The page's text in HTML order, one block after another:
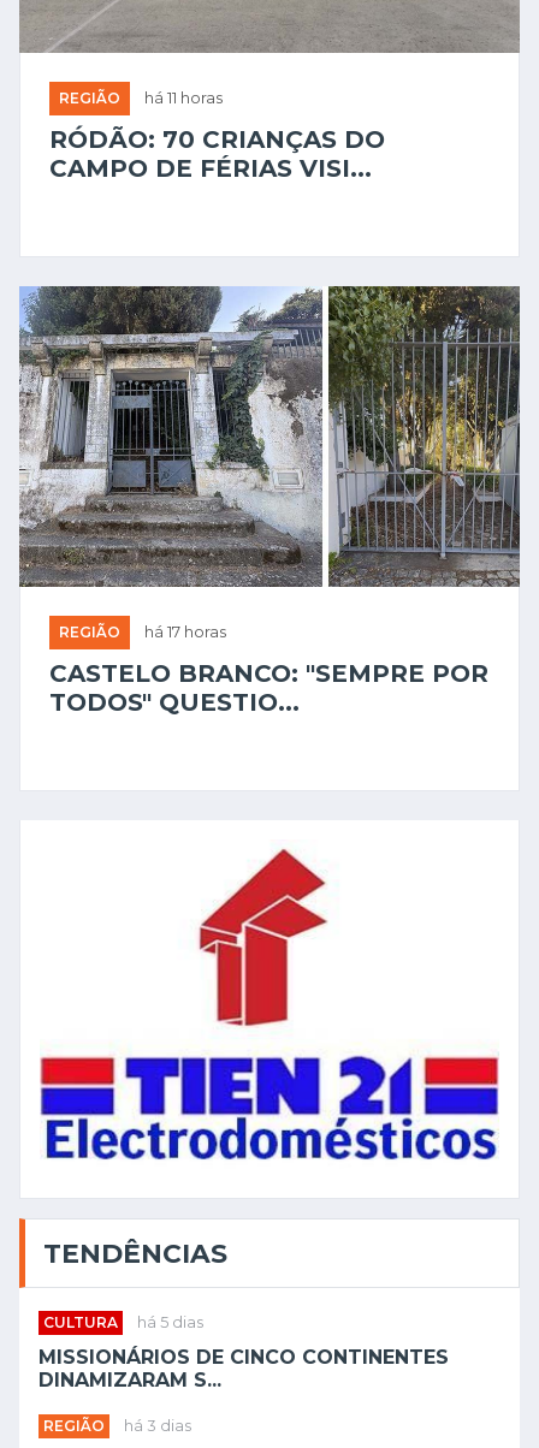
REGIÃO há 11 horas
RÓDÃO: 70 CRIANÇAS DO
CAMPO DE FÉRIAS VISI...
REGIÃO há 17 horas
CASTELO BRANCO: "SEMPRE POR
TODOS" QUESTIO...
TENDÊNCIAS
CULTURA há 5 dias
MISSIONÁRIOS DE CINCO CONTINENTES
DINAMIZARAM S...
REGIÃO há 3 dias